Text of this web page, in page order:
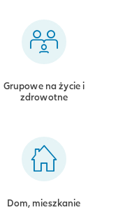
Grupowe na życie i
zdrowotne
Dom, mieszkanie